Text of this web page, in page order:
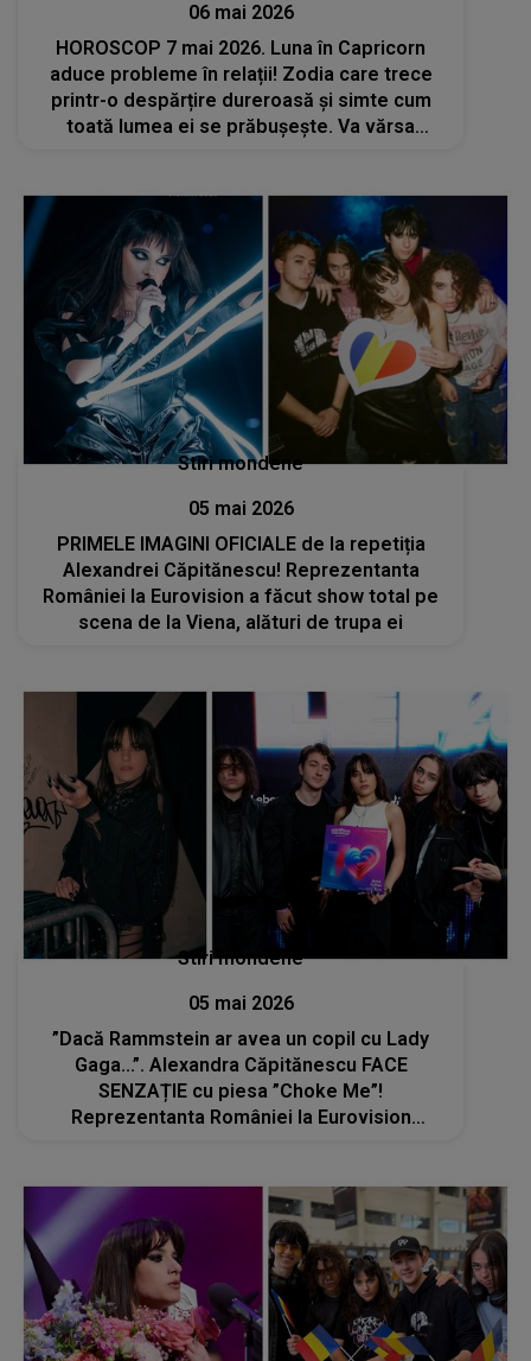
06 mai 2026
HOROSCOP 7 mai 2026. Luna în Capricorn
aduce probleme în relații! Zodia care trece
printr-o despărțire dureroasă și simte cum
toată lumea ei se prăbușește. Va vărsa
Stiri mondene
05 mai 2026
PRIMELE IMAGINI OFICIALE de la repetiția
Alexandrei Căpitănescu! Reprezentanta
României la Eurovision a făcut show total pe
scena de la Viena, alături de trupa ei
Stiri mondene
05 mai 2026
”Dacă Rammstein ar avea un copil cu Lady
Gaga...”. Alexandra Căpitănescu FACE
SENZAȚIE cu piesa ”Choke Me”!
Reprezentanta României la Eurovision